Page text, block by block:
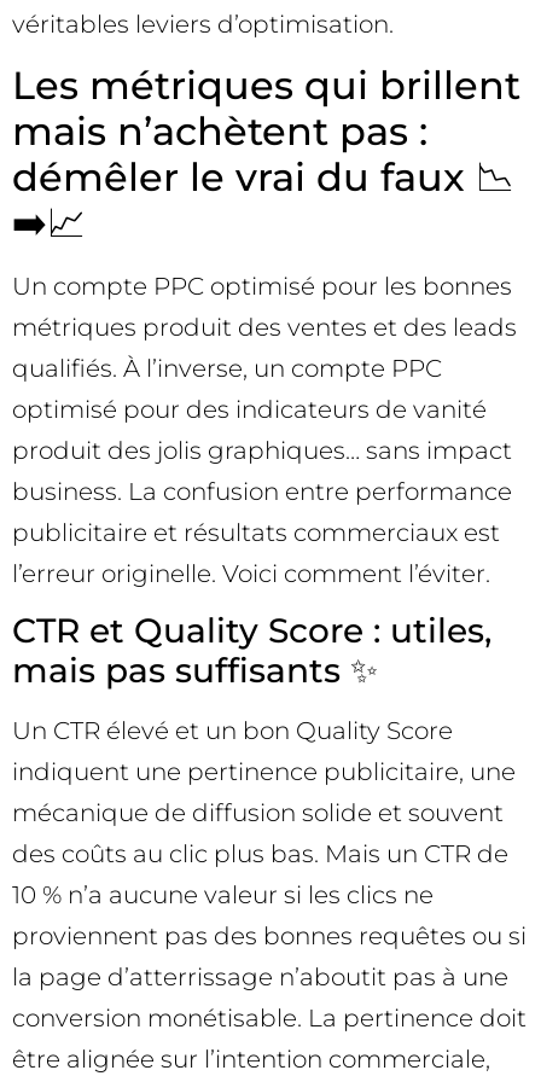
véritables leviers d’optimisation.
Les métriques qui brillent
mais n’achètent pas :
démêler le vrai du faux 📉
➡️📈
Un compte PPC optimisé pour les bonnes
métriques produit des ventes et des leads
qualifiés. À l’inverse, un compte PPC
optimisé pour des indicateurs de vanité
produit des jolis graphiques… sans impact
business. La confusion entre performance
publicitaire et résultats commerciaux est
l’erreur originelle. Voici comment l’éviter.
CTR et Quality Score : utiles,
mais pas suffisants ✨
Un CTR élevé et un bon Quality Score
indiquent une pertinence publicitaire, une
mécanique de diffusion solide et souvent
des coûts au clic plus bas. Mais un CTR de
10 % n’a aucune valeur si les clics ne
proviennent pas des bonnes requêtes ou si
la page d’atterrissage n’aboutit pas à une
conversion monétisable. La pertinence doit
être alignée sur l’intention commerciale,